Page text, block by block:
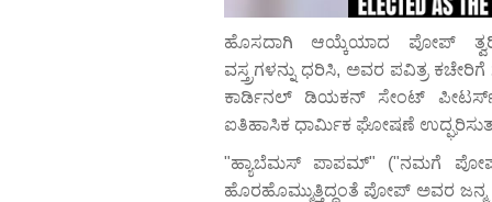
ಹೊಸದಾಗಿ ಆಯ್ಕೆಯಾದ ಪೋಪ್
ವಸ್ತ್ರಗಳನ್ನು ಧರಿಸಿ, ಅವರ ಪವಿತ್ರ
ಕಾರ್ಡಿನಲ್ ಡಿಯಕನ್ ಸೇಂಟ್ ಪೀಟರ್ಸ್
ಐತಿಹಾಸಿಕ ಧಾರ್ಮಿಕ ಘೋಷಣೆ
"ಹ್ಯಾಬೆಮಸ್ ಪಾಪಮ್" ("ನಮಗೆ
ಹೊರಹೊಮ್ಮುತ್ತಿದ್ದಂತೆ ಪೋಪ್ ಅವರ